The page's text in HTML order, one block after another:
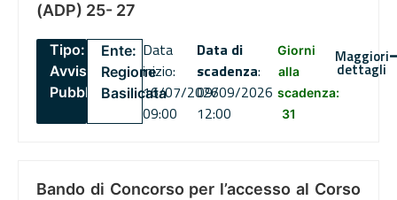
(ADP) 25- 27
Tipo:
Avviso
Pubblico
Ente:
Regione
Basilicata
Data
inizio:
16/07/2026
09:00
Data di
scadenza:
09/09/2026
12:00
Giorni
alla
scadenza:
31
Maggiori
dettagli
Bando di Concorso per l’accesso al Corso